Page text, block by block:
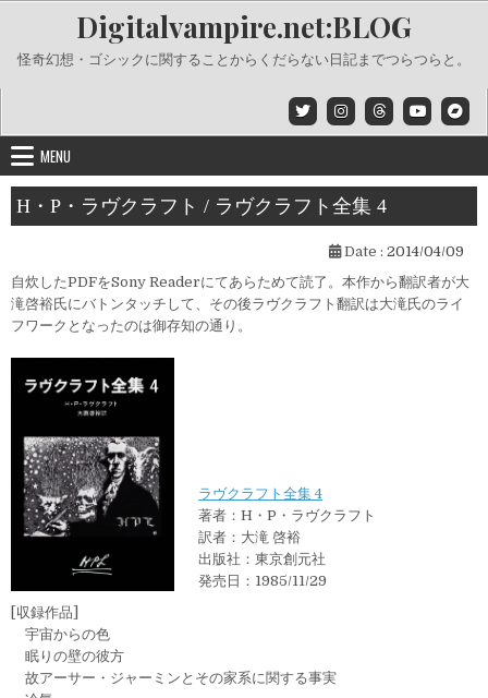
content
Digitalvampire.net:BLOG
怪奇幻想・ゴシックに関することからくだらない日記までつらつらと。
MENU
H・P・ラヴクラフト / ラヴクラフト全集 4
Date : 2014/04/09
自炊したPDFをSony Readerにてあらためて読了。本作から翻訳者が大
滝啓裕氏にバトンタッチして、その後ラヴクラフト翻訳は大滝氏のライ
フワークとなったのは御存知の通り。
ラヴクラフト全集 4
著者：H・P・ラヴクラフト
訳者：大滝 啓裕
出版社：東京創元社
発売日：1985/11/29
[収録作品]
宇宙からの色
眠りの壁の彼方
故アーサー・ジャーミンとその家系に関する事実